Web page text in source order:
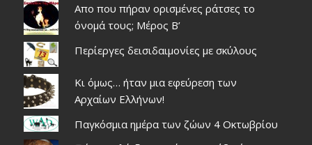
Απο που πήραν ορισμένες ράτσες το
όνομά τους; Μέρος Β’
Περίεργες δεισιδαιμονίες με σκύλους
Κι όμως… ήταν μια εφεύρεση των
Αρχαίων Ελλήνων!
Παγκόσμια ημέρα των ζώων 4 Οκτωβρίου